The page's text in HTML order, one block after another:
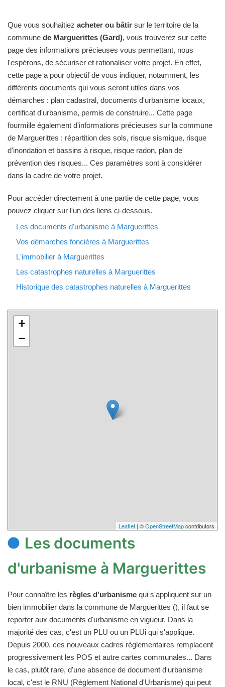
Que vous souhaitiez acheter ou bâtir sur le territoire de la
commune de Marguerittes (Gard), vous trouverez sur cette
page des informations précieuses vous permettant, nous
l'espérons, de sécuriser et rationaliser votre projet. En effet,
cette page a pour objectif de vous indiquer, notamment, les
différents documents qui vous seront utiles dans vos
démarches : plan cadastral, documents d'urbanisme locaux,
certificat d'urbanisme, permis de construire... Cette page
fourmille également d'informations précieuses sur la commune
de Marguerittes : répartition des sols, risque sismique, risque
d'inondation et bassins à risque, risque radon, plan de
prévention des risques... Ces paramètres sont à considérer
dans la cadre de votre projet.
Pour accéder directement à une partie de cette page, vous
pouvez cliquer sur l'un des liens ci-dessous.
Les documents d'urbanisme à Marguerittes
Vos démarches foncières à Marguerittes
L'immobilier à Marguerittes
Les catastrophes naturelles à Marguerittes
Historique des catastrophes naturelles à Marguerittes
+
−
Leaflet | ©OpenStreetMapcontributors
Les documents
d'urbanisme à Marguerittes
Pour connaître les règles d'urbanisme qui s'appliquent sur un
bien immobilier dans la commune de Marguerittes (), il faut se
reporter aux documents d'urbanisme en vigueur. Dans la
majorité des cas, c'est un PLU ou un PLUi qui s'applique.
Depuis 2000, ces nouveaux cadres réglementaires remplacent
progressivement les POS et autre cartes communales... Dans
le cas, plutôt rare, d'une absence de document d'urbanisme
local, c'est le RNU (Règlement National d'Urbanisme) qui peut